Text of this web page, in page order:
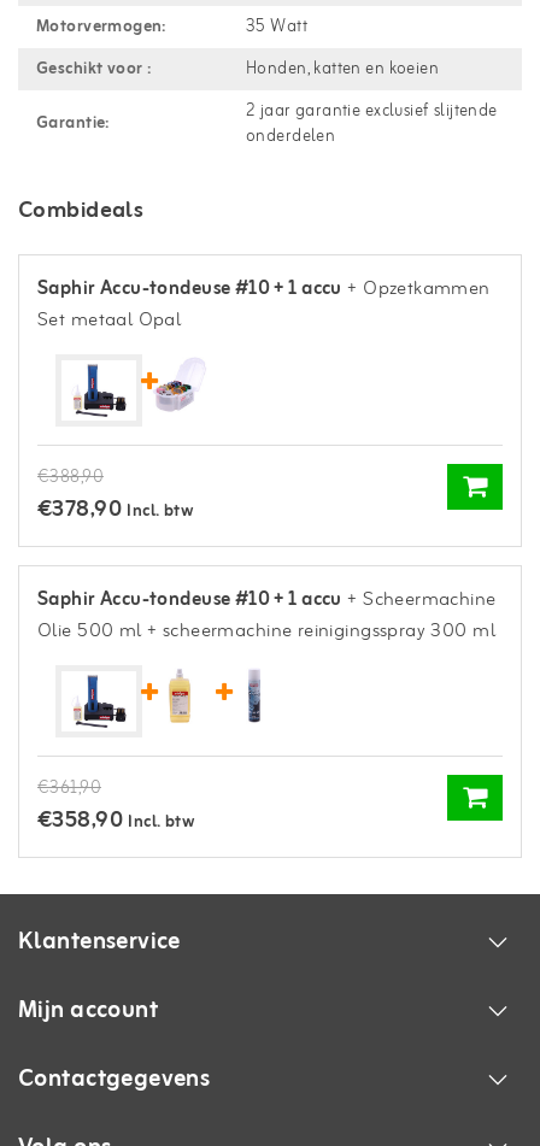
Motorvermogen:
35 Watt
Geschikt voor :
Honden, katten en koeien
Garantie:
2 jaar garantie exclusief slijtende
onderdelen
Combideals
Saphir Accu-tondeuse #10 + 1 accu + Opzetkammen
Set metaal Opal
€388,90
€378,90 Incl. btw
Saphir Accu-tondeuse #10 + 1 accu + Scheermachine
Olie 500 ml+ scheermachine reinigingsspray 300 ml
€361,90
€358,90 Incl. btw
Klantenservice
Mijn account
Contactgegevens